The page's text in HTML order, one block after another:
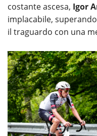
costante ascesa, Igor
implacabile,
il traguardo con una